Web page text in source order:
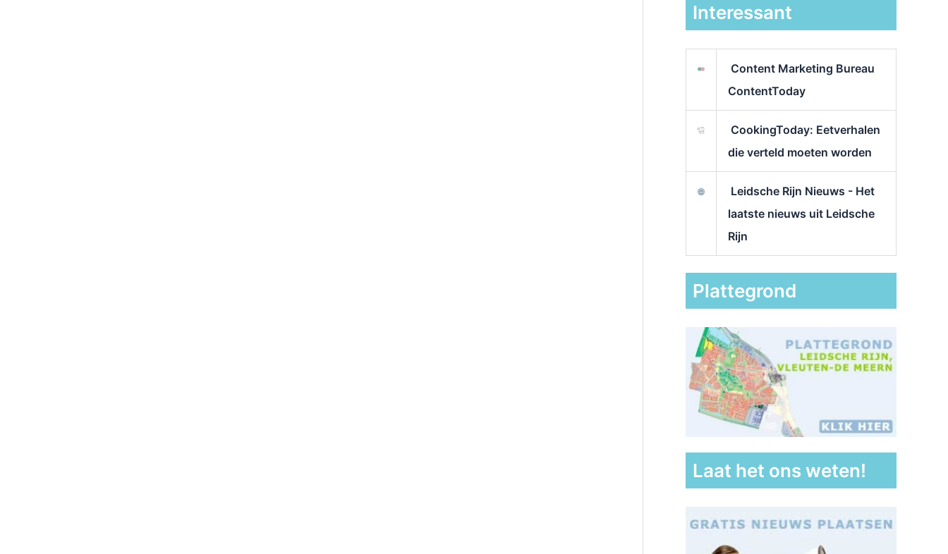
Interessant
Content Marketing Bureau
ContentToday
CookingToday: Eetverhalen
die verteld moeten worden
Leidsche Rijn Nieuws - Het
laatste nieuws uit Leidsche
Rijn
Plattegrond
Laat het ons weten!